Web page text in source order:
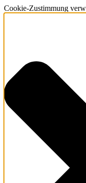
Cookie-Zustimmung